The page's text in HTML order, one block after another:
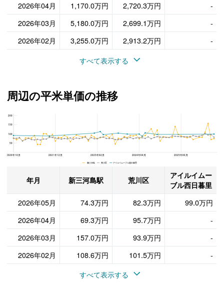
2026年04月
1,170.0万円 2,720.3万円
-
2026年03月
5,180.0万円 2,699.1万円
-
2026年02月
3,255.0万円 2,913.2万円
-
すべて表示する
周辺の平米単価の推移
アイルイムーブル西日暮里、荒川区と新三河島駅の周辺の平米単価の推移
2020年10月 2021年12月 2023年02月 2024年04月 2025年06月
200
150
100
50
新三河島 荒川区 アイルイムーブル西日暮里
年月 新三河島駅 荒川区
アイルイムー
ブル西日暮里
2026年05月
74.3万円 82.3万円
99.0万円
2026年04月
69.3万円 95.7万円
-
2026年03月
157.0万円 93.9万円
-
2026年02月
108.6万円 101.5万円
-
すべて表示する